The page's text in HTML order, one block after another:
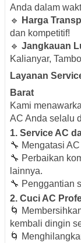
Anda dalam
🔹
Harga
dan kompetitif!
🔹 Jangkauan
Kalianyar,
Layanan
Barat
Kami
AC Anda selalu
1. Service AC
🔧 Mengatasi
🔧 Perbaikan
lainnya.
🔧 Penggantian
2. Cuci AC
🌀
kembali dingin
🌀